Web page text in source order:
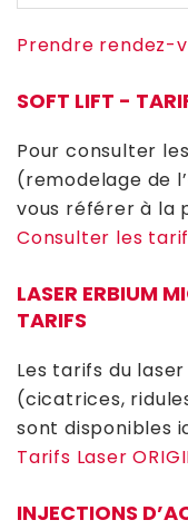
Prendre rendez-
SOFT LIFT -
Pour consulter
(remodelage de
vous référer à la
Consulter les
LASER ERBIUM
TARIFS
Les tarifs du
(cicatrices,
sont disponibles
Tarifs Laser
INJECTIONS